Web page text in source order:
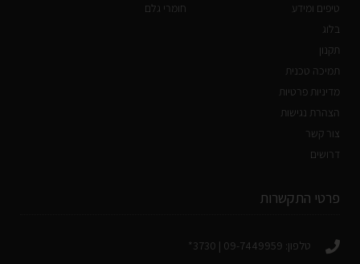
טיפים ומידע
בלוג
תקנון
תמיכה טכנית
מדיניות פרטיות
הצהרת נגישות
צור קשר
דרושים
חומרי גלם
פרטי התקשרות
טלפון: 09-7449959 | 3730*